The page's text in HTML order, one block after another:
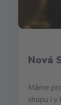
Nová
Máme
shopu i v